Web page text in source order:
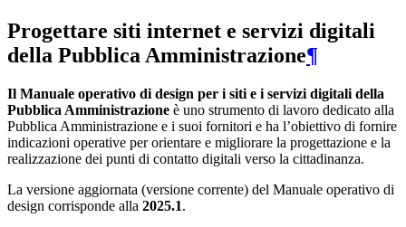
Progettare siti internet e servizi digitali
della Pubblica Amministrazione¶
Il Manuale operativo di design per i siti e i servizi digitali della
Pubblica Amministrazione è uno strumento di lavoro dedicato alla
Pubblica Amministrazione e i suoi fornitori e ha l’obiettivo di fornire
indicazioni operative per orientare e migliorare la progettazione e la
realizzazione dei punti di contatto digitali verso la cittadinanza.
La versione aggiornata (versione corrente) del Manuale operativo di
design corrisponde alla 2025.1.